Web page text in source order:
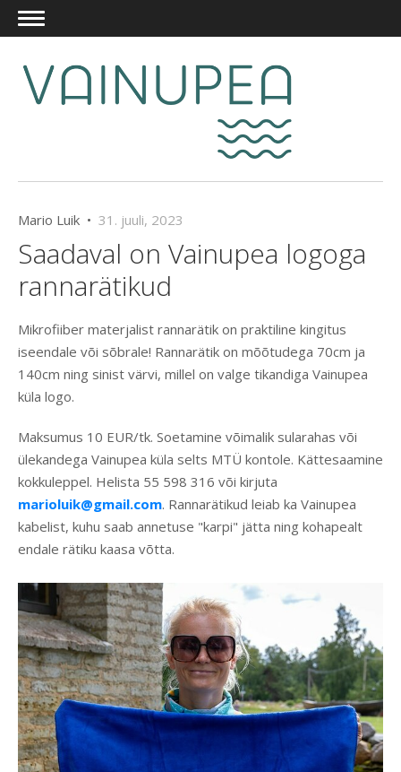
Mario Luik • 31. juuli, 2023
Saadaval on Vainupea logoga
rannarätikud
Mikrofiiber materjalist rannarätik on praktiline kingitus
iseendale või sõbrale! Rannarätik on mõõtudega 70cm ja
140cm ning sinist värvi, millel on valge tikandiga Vainupea
küla logo.
Maksumus 10 EUR/tk. Soetamine võimalik sularahas või
ülekandega Vainupea küla selts MTÜ kontole. Kättesaamine
kokkuleppel. Helista 55 598 316 või kirjuta
marioluik@gmail.com. Rannarätikud leiab ka Vainupea
kabelist, kuhu saab annetuse "karpi" jätta ning kohapealt
endale rätiku kaasa võtta.